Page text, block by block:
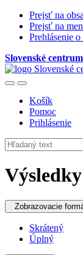
Prejsť na
Prejsť na
Prehlásenie
Slovenské
Košík
Pomoc
Prihlásenie
Zobrazovacie
Skrátený
Úplný